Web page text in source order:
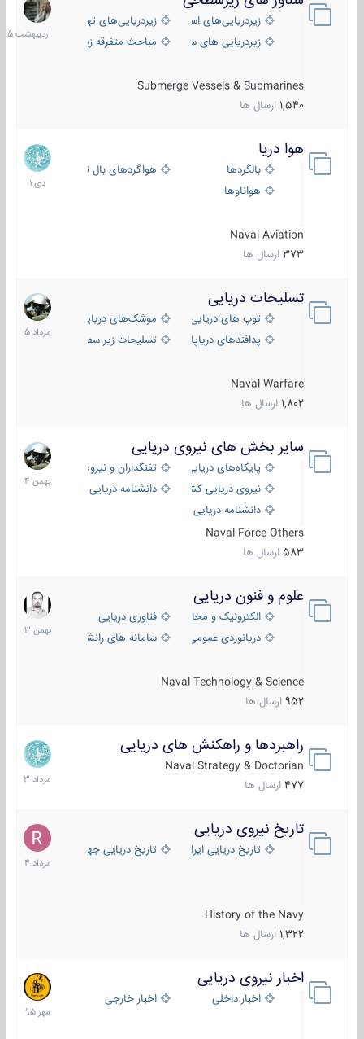
زیردریایی‌های استراتژیکزیردریایی‌های تهاجمی
زیردریایی های سبک
مباحث متفرقه زیرسطحی
Submerge Vessels & Submarines
1,540 ارسال ها
1405
هوا دریا
بالگردها
هواگردهای بال ثابت
هواناوها
Naval Aviation
373 ارسال ها
12
دی
1401
تسلیحات دریایی
توپ های دریایی
موشک‌های دریایی
پدافندهای دریاپایه
تسلیحات زیر سطحی
Naval Warfare
1,802 ارسال ها
2
مرداد
1405
سایر بخش های نیروی دریایی
پایگاه‌های دریایی
تفنگداران و نیروهای ویژه‌ی دریایی
نیروی دریایی کشورهای مختلفدانشنامه دریایی
دانشنامه دریایی کپی
Naval Force Others
583 ارسال ها
22
بهمن
1404
علوم و فنون دریایی
الکترونیک و مخابرات دریاییفناوری دریایی
دریانوردی عمومی
سامانه های رانشی دریایی
Naval Technology & Science
952 ارسال ها
6
بهمن
1403
راهبردها و راهکنش های دریایی
Naval Strategy & Doctorian
477 ارسال ها
2
مرداد
1403
تاریخ نیروی دریایی
تاریخ دریایی ایران تاریخ دریایی جهان
History of the Navy
1,322 ارسال ها
16
مرداد
1404
اخبار نیروی دریایی
اخبار داخلی اخبار خارجی
27
مهر
1395